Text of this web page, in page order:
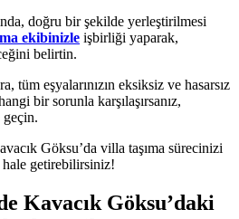
doğru bir şekilde yerleştirilmesi
ekibinizle işbirliği yaparak,
belirtin.
tüm eşyalarınızın eksiksiz ve hasarsız
bir sorunla karşılaşırsanız,
Göksu’da villa taşıma sürecinizi
getirebilirsiniz!
Kavacık Göksu’daki